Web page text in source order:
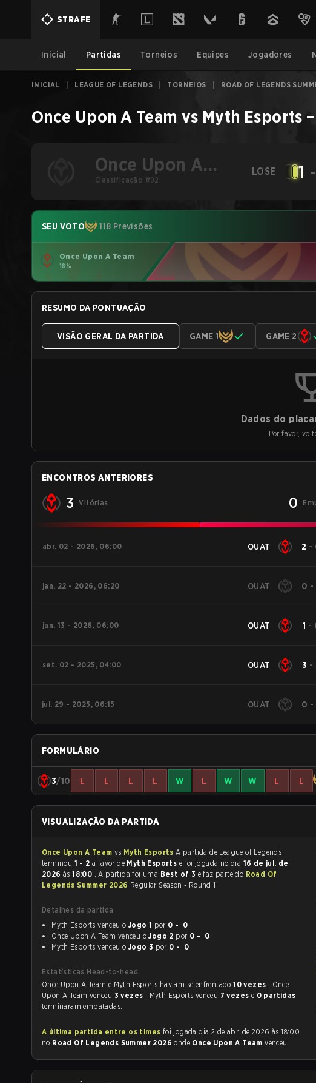
STRAFE
Inicial Partidas Torneios Equipes Jogadores
INICIAL LEAGUE OF LEGENDS TORNEIOS ROAD OF LEGENDS
Once Upon A Team vs Myth Esports –
Once Upon A
Team
Classificação #92
LOSE 1 -
SEU VOTO 118 Previsões
Once Upon A Team
18%
RESUMO DA PONTUAÇÃO
VISÃO GERAL DA PARTIDA GAME 1 GAME 2
Dados do
Por favor,
ENCONTROS ANTERIORES
3 Vitórias 0
abr. 02 - 2026, 06:00 OUAT 2 -
jan. 22 - 2026, 06:20 OUAT 0 -
jan. 13 - 2026, 06:00 OUAT 1 -
set. 02 - 2025, 04:00 OUAT 3 -
jul. 29 - 2025, 06:15 OUAT 0 -
FORMULÁRIO
3/10 L L L L W L W W L L
VISUALIZAÇÃO DA PARTIDA
Once Upon A Team vs Myth EsportsA partida de League of Legends
terminou 1 - 2 a favor de Myth Esports e foi jogada no dia 16 de jul. de
2026 às18:00 . A partida foi uma Best of 3 e faz parte do Road Of
Legends Summer 2026 Regular Season - Round 1.
Detalhes da partida
Myth Esports venceu o Jogo 1 por
0 - 0
Once Upon A Team venceu oJogo 2 por
0 - 0
Myth Esports venceu o Jogo 3 por 0 - 0
Estatísticas Head-to-head
Once Upon A Team e Myth Esports haviam se enfrentado10 vezes . Once
Upon A Team venceu 3 vezes , Myth Esports venceu 7 vezes e 0 partidas
terminaram empatadas.
A última partida entre os times
no Road Of Legends Summer 2026onde Once Upon A Teamvenceu